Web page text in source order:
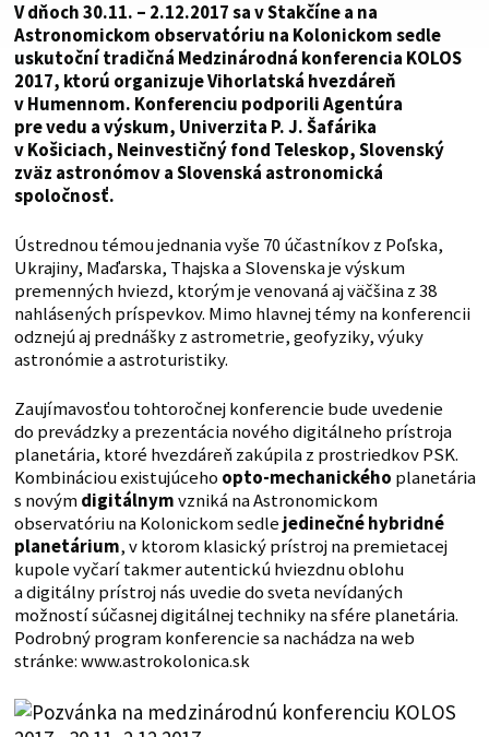
V dňoch 30.11. – 2.12.2017 sa v Stakčíne a na
Astronomickom observatóriu na Kolonickom sedle
uskutoční tradičná Medzinárodná konferencia KOLOS
2017, ktorú organizuje Vihorlatská hvezdáreň
v Humennom. Konferenciu podporili Agentúra
pre vedu a výskum, Univerzita P. J. Šafárika
v Košiciach, Neinvestičný fond Teleskop, Slovenský
zväz astronómov a Slovenská astronomická
spoločnosť.
Ústrednou témou jednania vyše 70 účastníkov z Poľska,
Ukrajiny, Maďarska, Thajska a Slovenska je výskum
premenných hviezd, ktorým je venovaná aj väčšina z 38
nahlásených príspevkov. Mimo hlavnej témy na konferencii
odznejú aj prednášky z astrometrie, geofyziky, výuky
astronómie a astroturistiky.
Zaujímavosťou tohtoročnej konferencie bude uvedenie
do prevádzky a prezentácia nového digitálneho prístroja
planetária, ktoré hvezdáreň zakúpila z prostriedkov PSK.
Kombináciou existujúceho opto-mechanického planetária
s novýmdigitálnymvzniká na Astronomickom
observatóriu na Kolonickom sedlejedinečné hybridné
planetárium, v ktorom klasický prístroj na premietacej
kupole vyčarí takmer autentickú hviezdnu oblohu
a digitálny prístroj nás uvedie do sveta nevídaných
možností súčasnej digitálnej techniky na sfére planetária.
Podrobný program konferencie sa nachádza na web
stránke: www.astrokolonica.sk